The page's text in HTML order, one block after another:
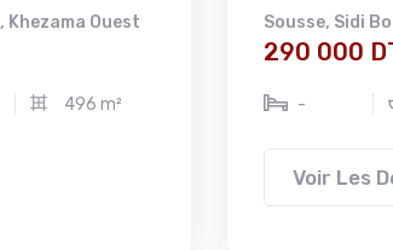
, Khezama Ouest
496 m²
Sousse, Sidi
290 000
-
Voir Les